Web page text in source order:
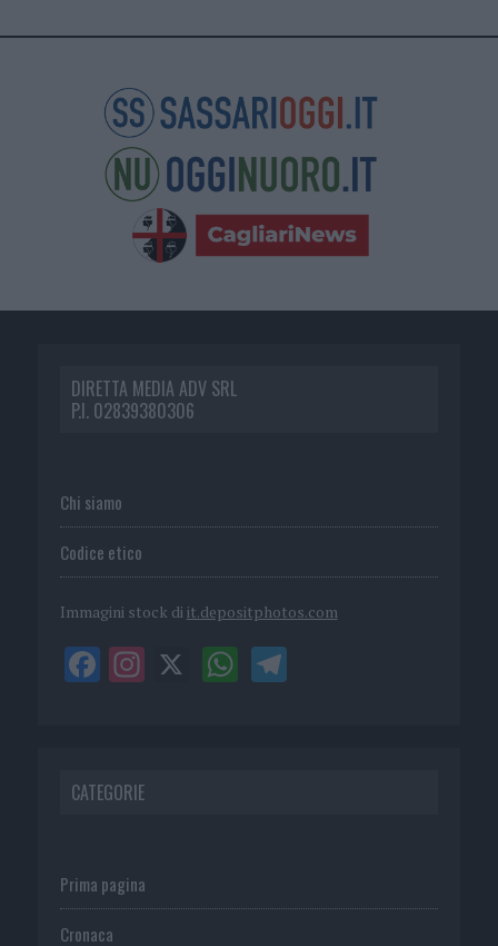
DIRETTA MEDIA ADV SRL
P.I. 02839380306
Chi siamo
Codice etico
Immagini stock di it.depositphotos.com
CATEGORIE
Prima pagina
Cronaca